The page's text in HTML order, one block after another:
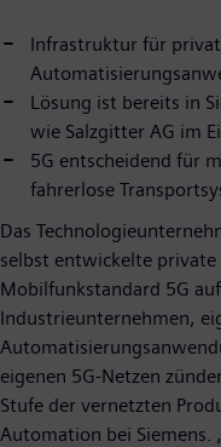
Infrastruktur für
Lösung ist bereits in
wie Salzgitter AG im
5G entscheidend für
fahrerlose
Das
selbst entwickelte
Mobilfunkstandard 5G
Industrieunternehmen,
eigenen 5G-Netzen
Stufe der vernetzten
Automation bei Siemens.